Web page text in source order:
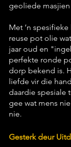
geoliede masjien
Met ’n
reuse pot olie
jaar oud en
perfekte ronde
dorp bekend is.
liefde vir die
daardie spesiale
gee wat mens
nie.
Gesterk deur